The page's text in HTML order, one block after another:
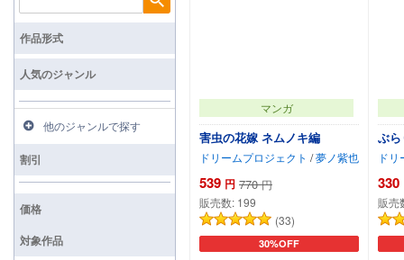
マンガ
害虫の花嫁 ネムノキ編
ドリームプロジェクト /夢ノ紫也
539 円 770 円
販売数: 199
(33)
30%OFF
カートに追加
ぶ
ド
330
販売
検索
作品形式
人気のジャンル
他のジャンルで探す
割引
価格
対象作品